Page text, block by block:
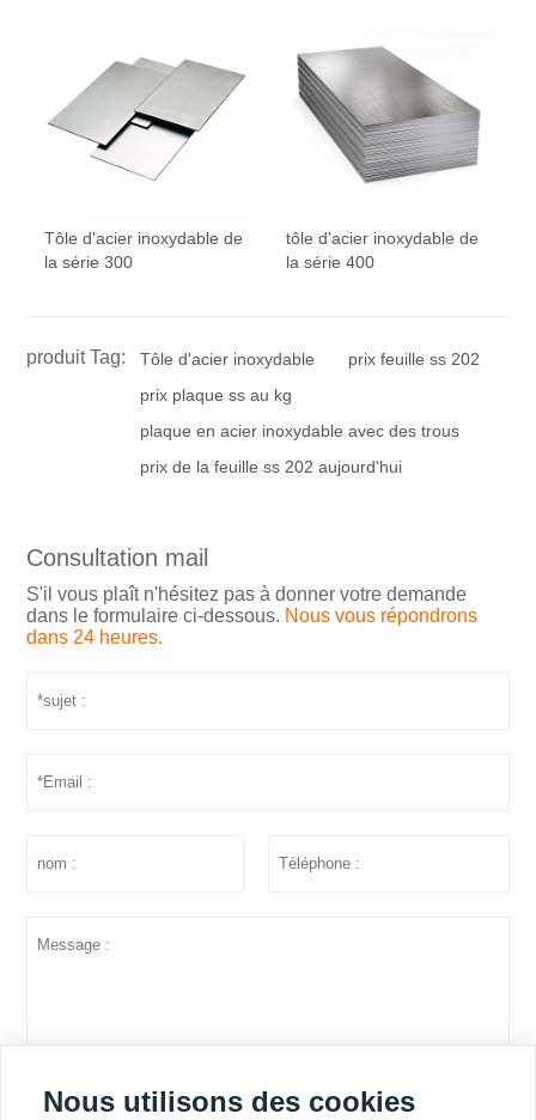
Tôle d'acier inoxydable de
la série 300
tôle d'acier inoxydable de
la série 400
produit Tag: Tôle d'acier inoxydable
prix feuille ss 202
prix plaque ss au kg
plaque en acier inoxydable avec des trous
prix de la feuille ss 202 aujourd'hui
Consultation mail
S'il vous plaît n'hésitez pas à donner votre demande
dans le formulaire ci-dessous. Nous vous répondrons
dans 24 heures.
Nous utilisons des cookies